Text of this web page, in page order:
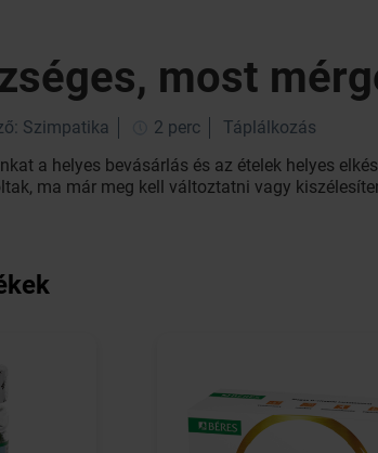
most
Szimpatika 2 perc
Táplálkozás
a helyes bevásárlás és az ételek helyes
ma már meg kell változtatni vagy